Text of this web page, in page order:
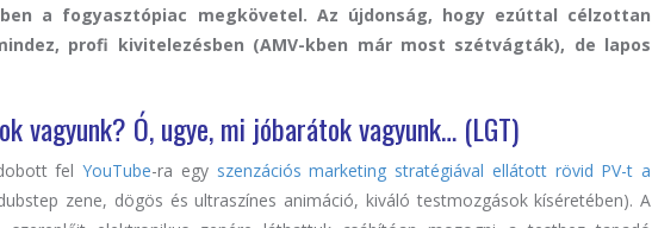
a fogyasztópiac megkövetel. Az újdonság, hogy ezúttal célzottan
profi kivitelezésben (AMV-kben már most szétvágták), de lapos
vagyunk? Ó, ugye, mi jóbarátok vagyunk… (LGT)
fel YouTube-ra egy szenzációs marketing stratégiával ellátott rövid PV-t a
zene, dögös és ultraszínes animáció, kiváló testmozgások kíséretében). A